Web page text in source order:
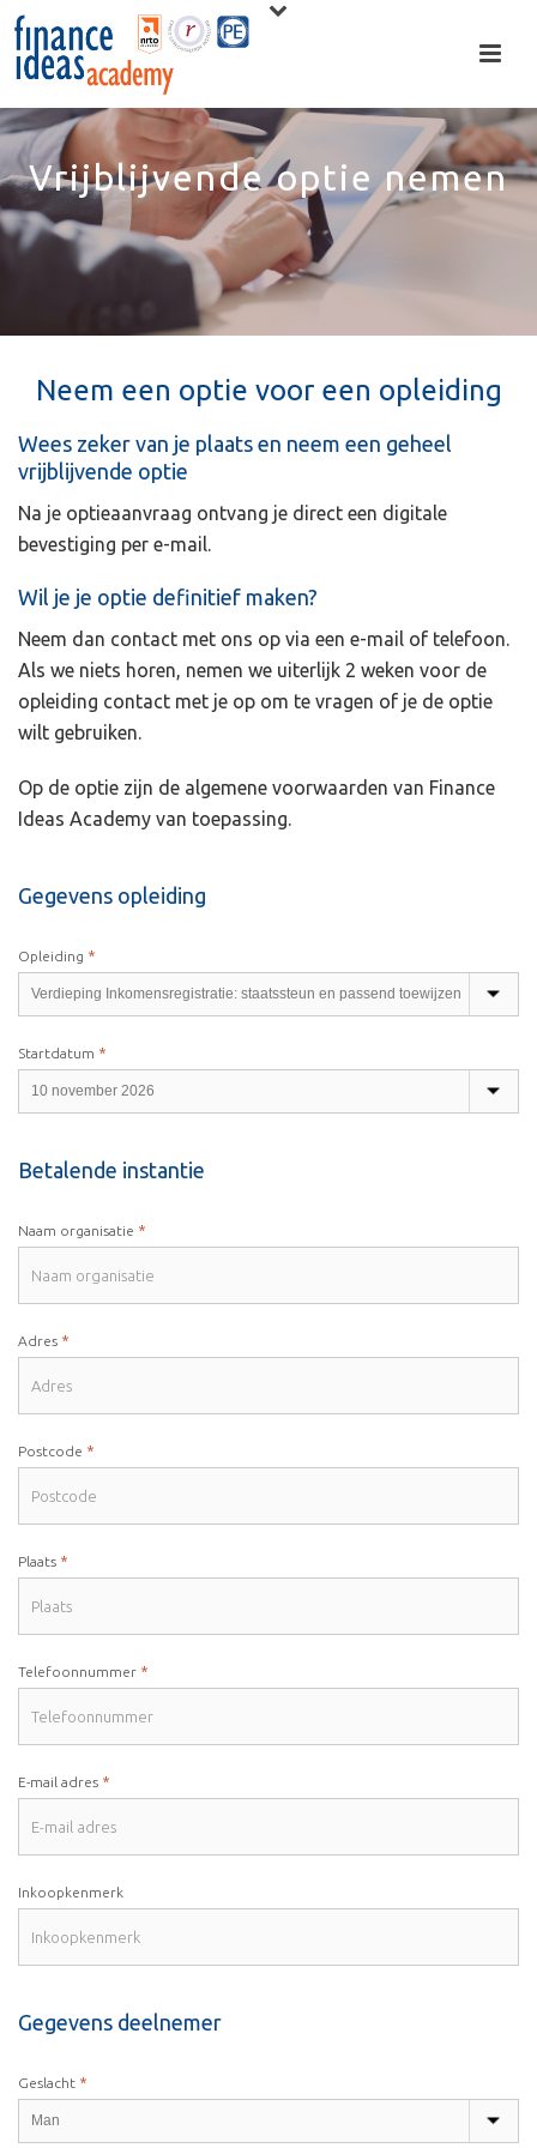
Vrijblijvende optie nemen
Neem een optie voor een opleiding
Wees zeker van je plaats en neem een geheel
vrijblijvende optie
Na je optieaanvraag ontvang je direct een digitale
bevestiging per e-mail.
Wil je je optie definitief maken?
Neem dan contact met ons op via een e-mail of telefoon.
Als we niets horen, nemen we uiterlijk 2 weken voor de
opleiding contact met je op om te vragen of je de optie
wilt gebruiken.
Op de optie zijn de algemene voorwaarden van Finance
Ideas Academy van toepassing.
Gegevens opleiding
Opleiding *
Startdatum *
Betalende instantie
Naam organisatie *
Adres *
Postcode *
Plaats *
Telefoonnummer *
E-mail adres *
Inkoopkenmerk
Gegevens deelnemer
Geslacht *